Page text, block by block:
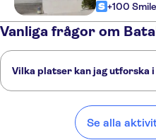
+100
Vanliga frågor om
Vilka platser kan jag utforska
Nazaré Obidos Peniche
Se alla